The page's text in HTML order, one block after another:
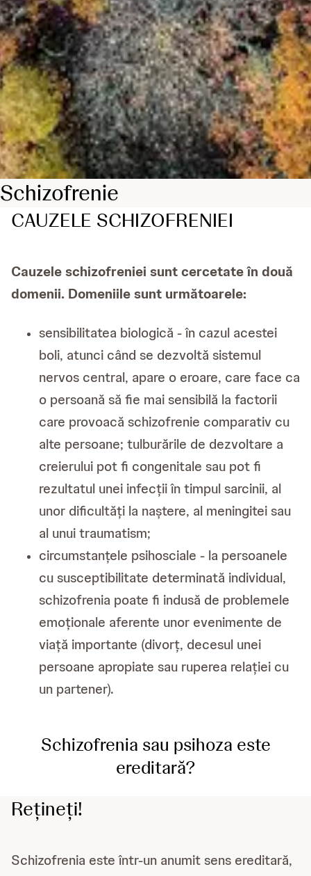
Schizofrenie
CAUZELE SCHIZOFRENIEI
Cauzele schizofreniei sunt cercetate în două
domenii. Domeniile sunt următoarele:
sensibilitatea biologică - în cazul acestei
boli, atunci când se dezvoltă sistemul
nervos central, apare o eroare, care face ca
o persoană să fie mai sensibilă la factorii
care provoacă schizofrenie comparativ cu
alte persoane; tulburările de dezvoltare a
creierului pot fi congenitale sau pot fi
rezultatul unei infecții în timpul sarcinii, al
unor dificultăți la naștere, al meningitei sau
al unui traumatism;
circumstanțele psihosciale - la persoanele
cu susceptibilitate determinată individual,
schizofrenia poate fi indusă de problemele
emoționale aferente unor evenimente de
viață importante (divorț, decesul unei
persoane apropiate sau ruperea relației cu
un partener).
Schizofrenia sau psihoza este
ereditară?
Rețineți!
Schizofrenia este într-un anumit sens ereditară,